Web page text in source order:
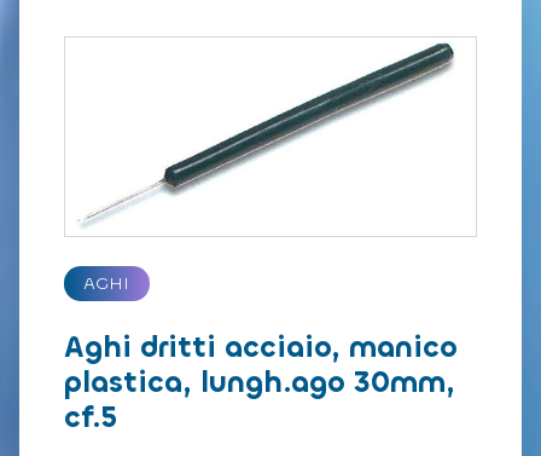
AGHI
Aghi dritti acciaio, manico
plastica, lungh.ago 30mm,
cf.5